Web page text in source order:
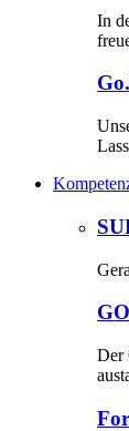
In
Der